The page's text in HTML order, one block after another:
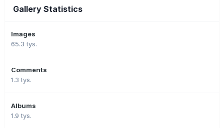
Gallery Statistics
Images
65.3 tys.
Comments
1.3 tys.
Albums
1.9 tys.